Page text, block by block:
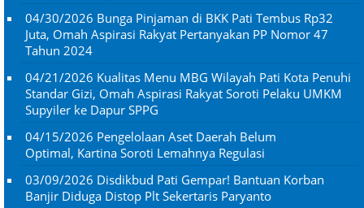
04/30/2026 Bunga Pinjaman di BKK Pati Tembus Rp32
Juta, Omah Aspirasi Rakyat Pertanyakan PP Nomor 47
Tahun 2024
04/21/2026 Kualitas Menu MBG Wilayah Pati Kota Penuhi
Standar Gizi, Omah Aspirasi Rakyat Soroti Pelaku UMKM
Supyiler ke Dapur SPPG
04/15/2026 Pengelolaan Aset Daerah Belum
Optimal, Kartina Soroti Lemahnya Regulasi
03/09/2026 Disdikbud Pati Gempar! Bantuan Korban
Banjir Diduga Distop Plt Sekertaris Paryanto